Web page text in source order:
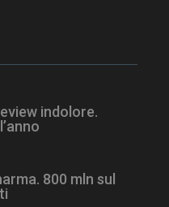
indolore.
800 mln sul